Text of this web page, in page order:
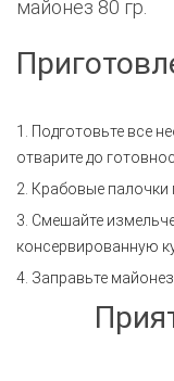
майонез 80 гр.
1. Подготовьте все
отварите до
2. Крабовые палочки
3. Смешайте
консервированную
4. Заправьте